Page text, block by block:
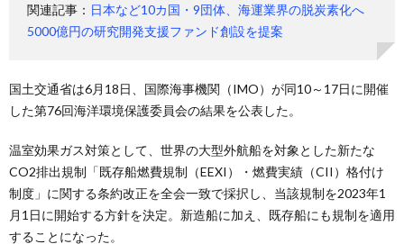
関連記事： 日本など10カ国・9団体、海運業界の脱炭素化へ
5000億円の研究開発支援ファンド創設を提案
国土交通省は6月18日、国際海事機関（IMO）が同10～17日に開催
した第76回海洋環境保護委員会の結果を公表した。
温室効果ガス対策として、世界の大型外航船を対象とした新たな
CO2排出規制「既存船燃費規制（EEXI）・燃費実績（CII）格付け
制度」に関する条約改正を全会一致で採択し、当該規制を2023年1
月1日に開始する方針を決定。新造船に加え、既存船にも規制を適用
することになった。